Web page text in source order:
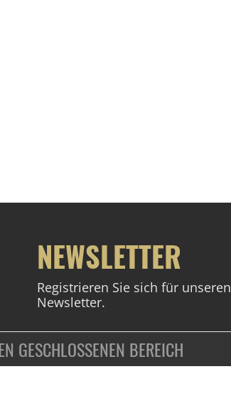
NEWSLETTER
Registrieren Sie sich für unseren
Newsletter.
GESCHLOSSENEN BEREICH